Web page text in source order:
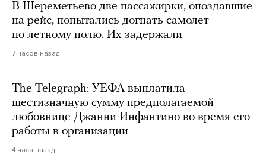
В Шереметьево две пассажирки, опоздавшие
на рейс, попытались догнать самолет
по летному полю. Их задержали
7 часов назад
The Telegraph: УЕФА выплатила
шестизначную сумму предполагаемой
любовнице Джанни Инфантино во время его
работы в организации
4 часа назад